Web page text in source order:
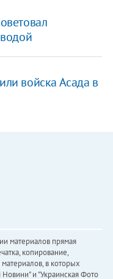
войска Асада в
материалов прямая
копирование,
в которых
Новини" и "Украинская Фото